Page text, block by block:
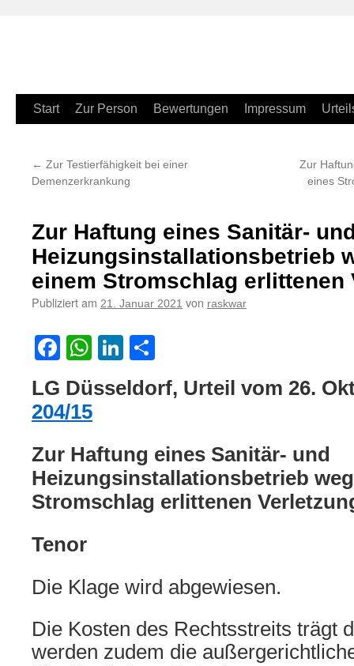
Zum
springen
Start Zur Person Bewertungen Impressum
← Zur Testierfähigkeit bei einer
Demenzerkrankung
Zur
eines
Zur Haftung eines Sanitär-
Heizungsinstallationsbetrieb
einem Stromschlag erlittenen
Publiziert am 21. Januar 2021 von raskwar
Facebook
WhatsApp
LinkedIn
LG Düsseldorf, Urteil vom 26.
204/15
Zur Haftung eines Sanitär- und
Heizungsinstallationsbetrieb
Stromschlag erlittenen
Tenor
Die Klage wird abgewiesen.
Die Kosten des Rechtsstreits trägt
werden zudem die